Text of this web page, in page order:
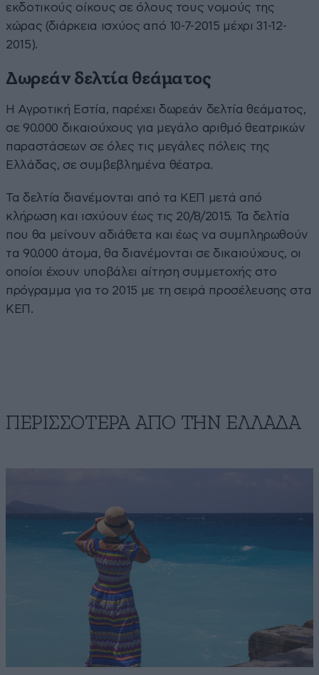
εκδοτικούς οίκους σε όλους τους νομούς της
χώρας (διάρκεια ισχύος από 10-7-2015 μέχρι 31-12-
2015).
Δωρεάν δελτία θεάματος
Η Αγροτική Εστία, παρέχει δωρεάν δελτία θεάματος,
σε 90.000 δικαιούχους για μεγάλο αριθμό θεατρικών
παραστάσεων σε όλες τις μεγάλες πόλεις της
Ελλάδας, σε συμβεβλημένα θέατρα.
Τα δελτία διανέμονται από τα ΚΕΠ μετά από
κλήρωση και ισχύουν έως τις 20/8/2015. Τα δελτία
που θα μείνουν αδιάθετα και έως να συμπληρωθούν
τα 90.000 άτομα, θα διανέμονται σε δικαιούχους, οι
οποίοι έχουν υποβάλει αίτηση συμμετοχής στο
πρόγραμμα για το 2015 με τη σειρά προσέλευσης στα
ΚΕΠ.
ΠΕΡΙΣΣΟΤΕΡΑ ΑΠΟ ΤΗΝ ΕΛΛΑΔΑ